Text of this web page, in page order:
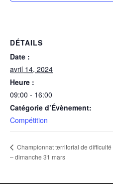
DÉTAILS
Date :
avril 14, 2024
Heure :
09:00 - 16:00
Catégorie d’Évènement:
Compétition
Championnat territorial de difficulté
– dimanche 31 mars